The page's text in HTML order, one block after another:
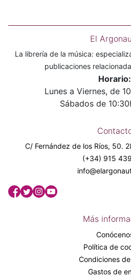
El
La librería de la música:
publicaciones
Horario:
Lunes a Viernes, de
Sábados de
C/ Fernández de los Ríos, 50.
(+34) 915
Más
Política de
Condiciones
Gastos de